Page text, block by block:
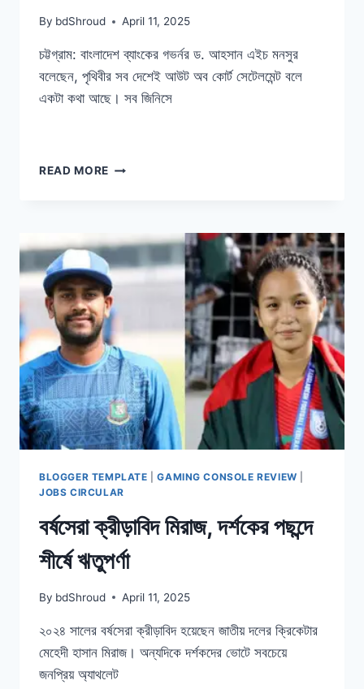
By bdShroud April 11, 2025
চট্টগ্রাম: বাংলাদেশ ব্যাংকের গভর্নর ড. আহসান এইচ মনসুর
বলেছেন, পৃথিবীর সব দেশেই আউট অব কোর্ট সেটেলমেন্ট বলে
একটা কথা আছে। সব জিনিসে
READ MORE সব
সেটেলমেন্ট
আছে
:
গভর্নর
BLOGGER TEMPLATE |GAMING CONSOLE REVIEW
JOBS CIRCULAR
বর্ষসেরা ক্রীড়াবিদ মিরাজ, দর্শকের পছন্দে
শীর্ষে ঋতুপর্ণা
By bdShroud April 11, 2025
২০২৪ সালের বর্ষসেরা ক্রীড়াবিদ হয়েছেন জাতীয় দলের ক্রিকেটার
মেহেদী হাসান মিরাজ। অন্যদিকে দর্শকদের ভোটে সবচেয়ে
জনপ্রিয় অ্যাথলেট